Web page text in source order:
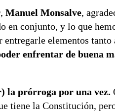
, Manuel Monsalve,
en conjunto, y lo que
elementos
enfrentar de buena
la prórroga por una vez.
tiene la Constitución,